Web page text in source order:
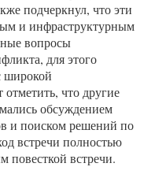
подчеркнул, что эти
и инфраструктурным
вопросы
для этого
широкой
что другие
обсуждением
и поиском решений по
встречи полностью
повесткой встречи.